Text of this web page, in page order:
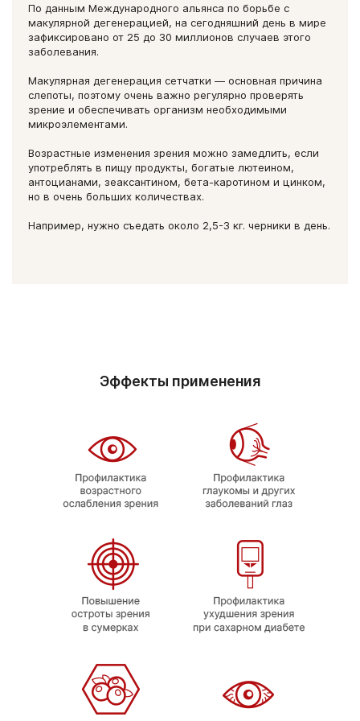
сырье, и поэтому комплекс содержит максимальное
количество необходимых для здоровья глаз антиоксидантов.
По данным Международного альянса по борьбе с
макулярной дегенерацией, на сегодняшний день в мире
зафиксировано от 25 до 30 миллионов случаев этого
заболевания.
Макулярная дегенерация сетчатки — основная причина
слепоты, поэтому очень важно регулярно проверять
зрение и обеспечивать организм необходимыми
микроэлементами.
Возрастные изменения зрения можно замедлить, если
употреблять в пищу продукты, богатые лютеином,
антоцианами, зеаксантином, бета-каротином и цинком,
но в очень больших количествах.
Например, нужно съедать около 2,5-3 кг. черники в день.
Эффекты применения